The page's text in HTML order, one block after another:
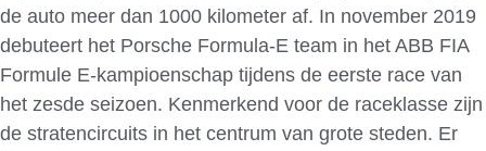
de auto meer dan 1000 kilometer af. In november 2019
debuteert het Porsche Formula-E team in het ABB FIA
Formule E-kampioenschap tijdens de eerste race van
het zesde seizoen. Kenmerkend voor de raceklasse zijn
de stratencircuits in het centrum van grote steden. Er